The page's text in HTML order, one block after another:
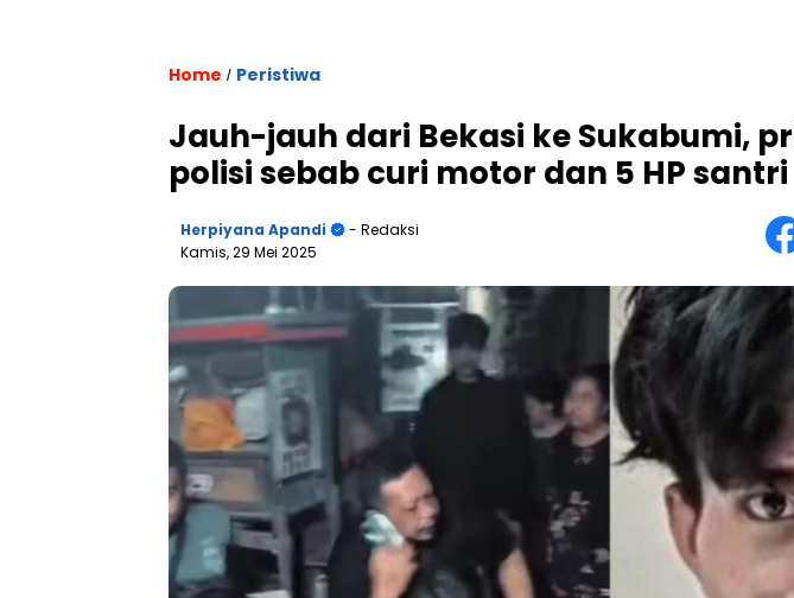
Home / Peristiwa
Jauh-jauh dari Bekasi ke Sukabumi,
polisi sebab curi motor dan 5 HP santri
Herpiyana Apandi
- Redaksi
Kamis, 29 Mei 2025